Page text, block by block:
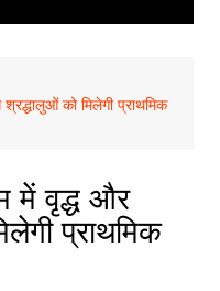
श्रद्धालुओं को मिलेगी प्राथमिक
में वृद्ध और
प्राथमिक